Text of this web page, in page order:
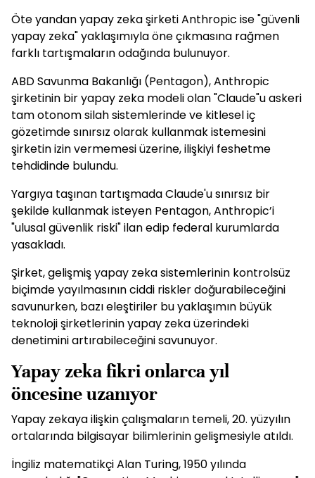
Öte yandan yapay zeka şirketi Anthropic ise "güvenli
yapay zeka" yaklaşımıyla öne çıkmasına rağmen
farklı tartışmaların odağında bulunuyor.
ABD Savunma Bakanlığı (Pentagon), Anthropic
şirketinin bir yapay zeka modeli olan "Claude"u askeri
tam otonom silah sistemlerinde ve kitlesel iç
gözetimde sınırsız olarak kullanmak istemesini
şirketin izin vermemesi üzerine, ilişkiyi feshetme
tehdidinde bulundu.
Yargıya taşınan tartışmada Claude'u sınırsız bir
şekilde kullanmak isteyen Pentagon, Anthropic’i
"ulusal güvenlik riski" ilan edip federal kurumlarda
yasakladı.
Şirket, gelişmiş yapay zeka sistemlerinin kontrolsüz
biçimde yayılmasının ciddi riskler doğurabileceğini
savunurken, bazı eleştiriler bu yaklaşımın büyük
teknoloji şirketlerinin yapay zeka üzerindeki
denetimini artırabileceğini savunuyor.
Yapay zeka fikri onlarca yıl
öncesine uzanıyor
Yapay zekaya ilişkin çalışmaların temeli, 20. yüzyılın
ortalarında bilgisayar bilimlerinin gelişmesiyle atıldı.
İngiliz matematikçi Alan Turing, 1950 yılında